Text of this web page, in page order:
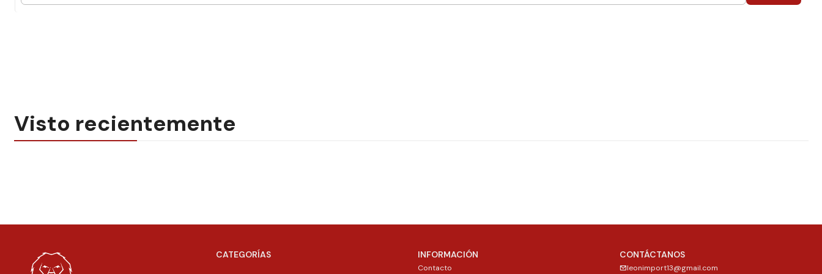
Visto recientemente
CATEGORÍAS INFORMACIÓN
Contacto
CONTÁCTANOS
leonimport13@gmail.com